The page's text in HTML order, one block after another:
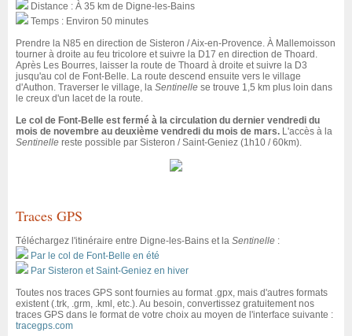
Distance : À 35 km de Digne-les-Bains
Temps : Environ 50 minutes
Prendre la N85 en direction de Sisteron / Aix-en-Provence. À Mallemoisson
tourner à droite au feu tricolore et suivre la D17 en direction de Thoard.
Après Les Bourres, laisser la route de Thoard à droite et suivre la D3
jusqu'au col de Font-Belle. La route descend ensuite vers le village
d'Authon. Traverser le village, la Sentinelle se trouve 1,5 km plus loin dans
le creux d'un lacet de la route.
Le col de Font-Belle est fermé à la circulation du dernier vendredi du
mois de novembre au deuxième vendredi du mois de mars. L'accès à la
Sentinelle reste possible par Sisteron / Saint-Geniez (1h10 / 60km).
Traces GPS
Téléchargez l'itinéraire entre Digne-les-Bains et la Sentinelle :
Par le col de Font-Belle en été
Par Sisteron et Saint-Geniez en hiver
Toutes nos traces GPS sont fournies au format .gpx, mais d'autres formats
existent (.trk, .grm, .kml, etc.). Au besoin, convertissez gratuitement nos
traces GPS dans le format de votre choix au moyen de l'interface suivante :
tracegps.com